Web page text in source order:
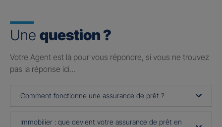
Une question ?
Votre Agent est là pour vous répondre, si vous ne trouvez
pas la réponse ici…
Comment fonctionne une assurance de prêt ?
Immobilier : que devient votre assurance de prêt en